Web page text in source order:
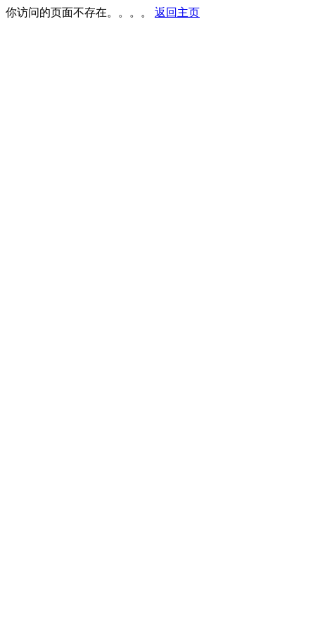
你访问的页面不存在。。。。 返回主页